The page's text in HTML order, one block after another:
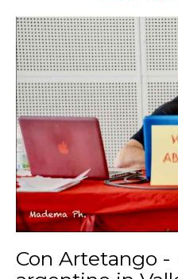
Con Artetango -